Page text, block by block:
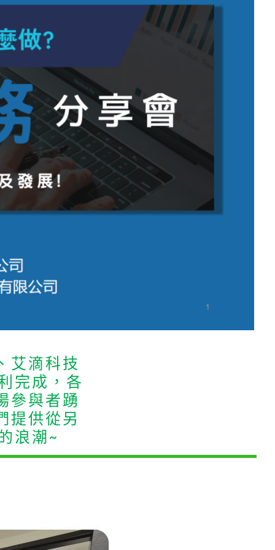
艾滴科技
完成，各
參與者踴
提供從另
浪潮~